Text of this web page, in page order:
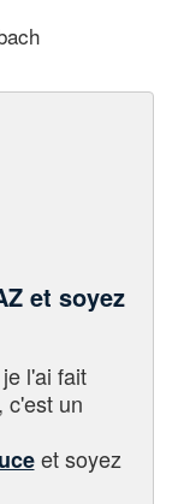
et soyez
l'ai fait
c'est un
et soyez